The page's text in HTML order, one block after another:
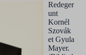
Redeger
unt
Kornél
Szovák
et Gyula
Mayer.